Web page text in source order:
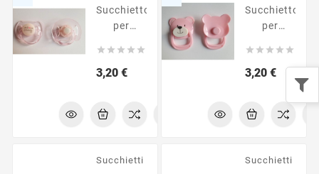
Succhietto
per
reborn
    
3,20 €Prezzo
Succhietto
per
reborn
    
3,20 €Prezzo
Succhietti Succhietti